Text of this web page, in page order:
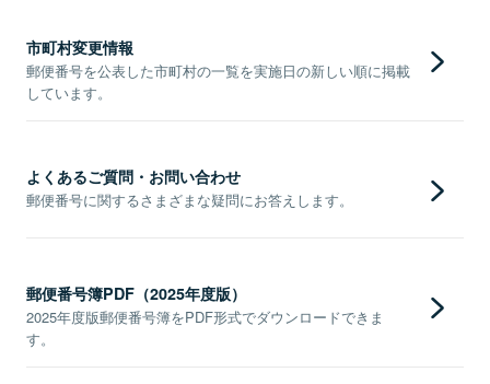
市町村変更情報
郵便番号を公表した市町村の一覧を実施日の新しい順に掲載
しています。
よくあるご質問・お問い合わせ
郵便番号に関するさまざまな疑問にお答えします。
郵便番号簿PDF（2025年度版）
2025年度版郵便番号簿をPDF形式でダウンロードできま
す。